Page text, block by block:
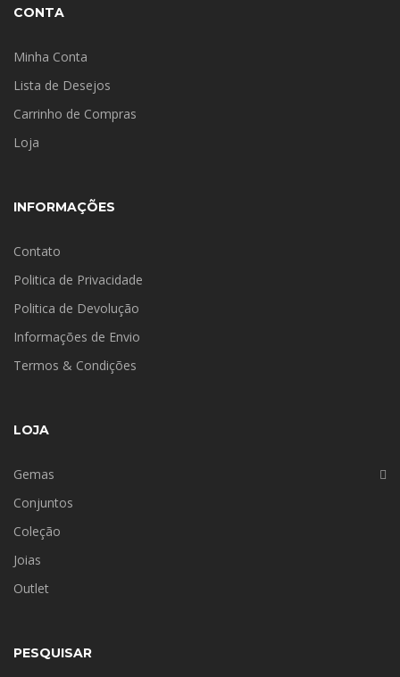
CONTA
Minha Conta
Lista de Desejos
Carrinho de Compras
Loja
INFORMAÇÕES
Contato
Politica de Privacidade
Politica de Devolução
Informações de Envio
Termos & Condições
LOJA
Gemas
Conjuntos
Coleção
Joias
Outlet
PESQUISAR